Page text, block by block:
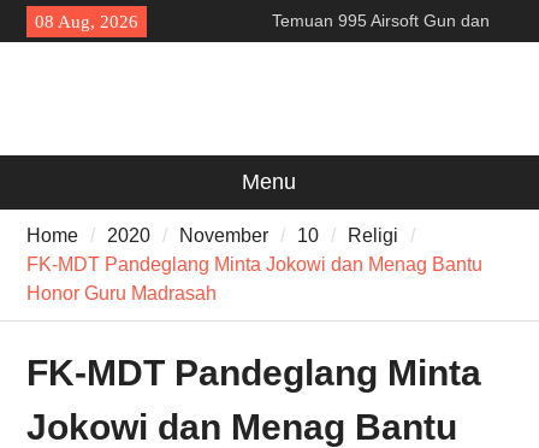
Skip
to
08 Aug, 2026
Temuan 995 Airsoft Gun dan
Narkoba di Sekolah Kebayoran
Masyarakat”
Menu
Home 2020 November 10
Religi
FK-MDT Pandeglang Minta Jokowi dan Menag Bantu
Honor Guru Madrasah
FK-MDT Pandeglang Minta
Jokowi dan Menag Bantu